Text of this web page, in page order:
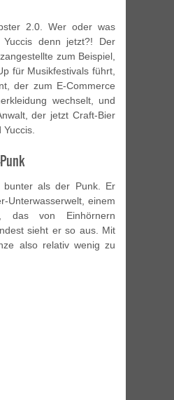
2.0. Wer oder was
denn jetzt?! Der
zum Beispiel,
für Musikfestivals führt,
der zum E-Commerce
wechselt, und
der jetzt Craft-Bier
bunter als der Punk. Er
Unterwasserwelt, einem
das von Einhörnern
sieht er so aus. Mit
also relativ wenig zu